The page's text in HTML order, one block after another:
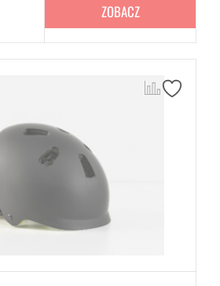
ZOBACZ